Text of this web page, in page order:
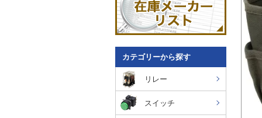
カテゴリーから探す
リレー
スイッチ